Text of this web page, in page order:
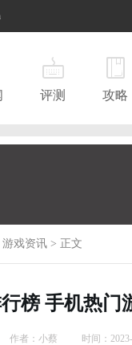
评测 攻略
游戏资讯 > 正文
榜 手机热门
作者：小蔡 时间：